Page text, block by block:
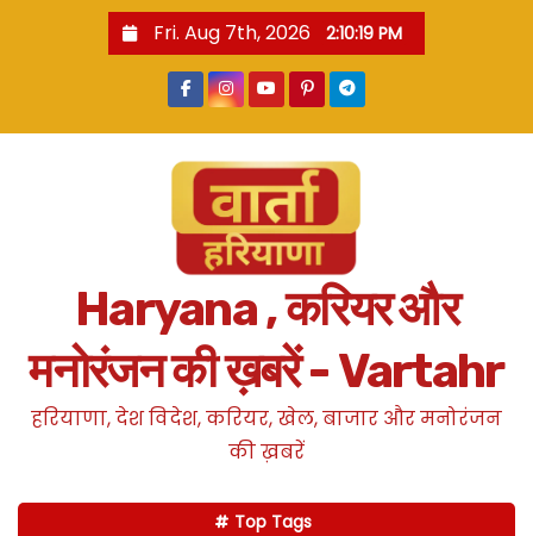
Fri. Aug 7th, 2026 2:10:20 PM
Haryana , करियर और
मनोरंजन की ख़बरें - Vartahr
हरियाणा, देश विदेश, करियर, खेल, बाजार और मनोरंजन
की ख़बरें
Top Tags